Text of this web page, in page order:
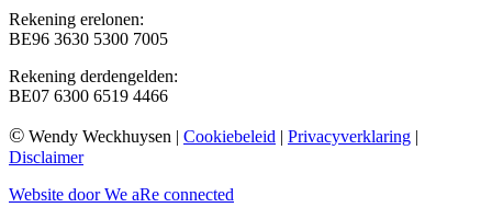
Rekening erelonen:
BE96 3630 5300 7005
Rekening derdengelden:
BE07 6300 6519 4466
© Wendy Weckhuysen | Cookiebeleid | Privacyverklaring |
Disclaimer
Website door We aRe connected